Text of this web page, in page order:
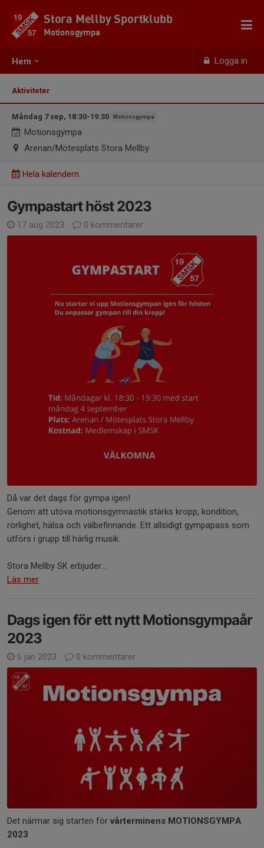
Hem Logga in
Stora Mellby Sportklubb
Motionsgympa
Aktiviteter
Måndag 7 sep, 18:30-19:30 Motionsgympa
Motionsgympa
Arenan/Mötesplats Stora Mellby
Hela kalendern
Gympastart höst 2023
17 aug 2023 0 kommentarer
Då var det dags för gympa igen!
Genom att utöva motionsgymnastik stärks kropp, kondition,
rörlighet, hälsa och välbefinnande. Ett allsidigt gympapass som
utförs i grupp till härlig musik.
Stora Mellby SK erbjuder...
Läs mer
Dags igen för ett nytt Motionsgympaår
2023
6 jan 2023 0 kommentarer
Det närmar sig starten för vårterminens MOTIONSGYMPA
2023